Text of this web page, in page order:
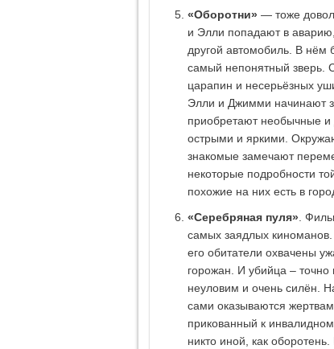
«Оборотни» — тоже
и Элли попадают в
другой автомобиль. В нём
самый непонятный зверь.
царапин и несерьёзных
Элли и Джимми начинают
приобретают необычные
острыми и яркими.
знакомые замечают
некоторые подробности
похожие на них есть в
«Серебряная пуля».
самых заядлых
его обитатели охвачены
горожан. И убийца – точно
неуловим и очень силён.
сами оказываются
прикованный к
никто иной, как